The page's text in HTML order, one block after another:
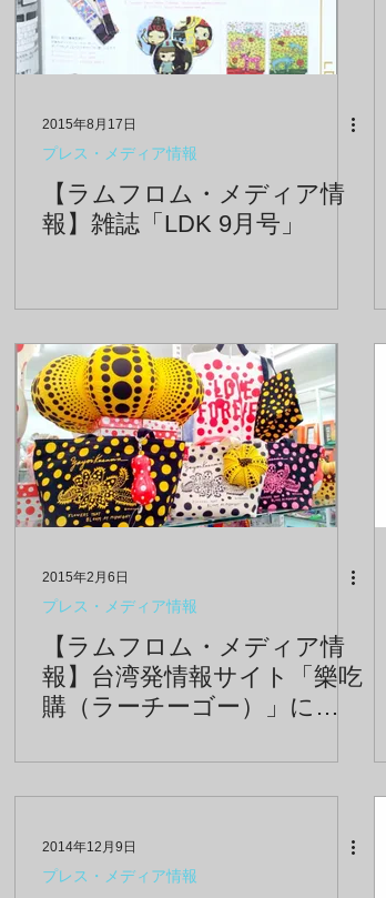
2015年8月17日
プレス・メディア情報
【ラムフロム・メディア情
報】雑誌「LDK 9月号」
2015年2月6日
プレス・メディア情報
【ラムフロム・メディア情
報】台湾発情報サイト「樂吃
購（ラーチーゴー）」にて
が紹介されました！ 日本
觀光情報網站「樂吃購」介紹
2014年12月9日
プレス・メディア情報